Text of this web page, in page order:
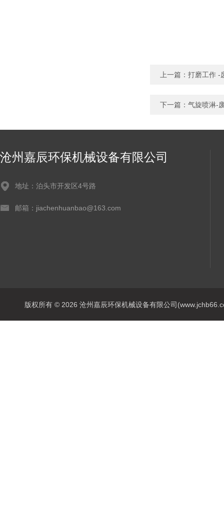
上一篇： 打磨工作 -
下一篇： 气旋喷淋-
沧州嘉辰环保机械设备有限公司
地址：泊头市开发区4号路
邮箱：jiachenhuanbao@163.com
版权所有 © 2026 沧州嘉辰环保机械设备有限公司